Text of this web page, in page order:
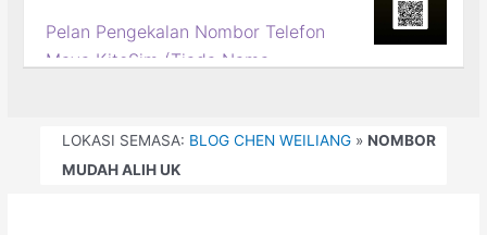
Pelan Pengekalan Nombor Telefon
Maya KiteSim (Tiada Nama
Nombor AS/Kanada/UK
Perlukah nombor telefon
LOKASI SEMASA: BLOG CHEN WEILIANG »NOMBOR
MUDAH ALIH UK